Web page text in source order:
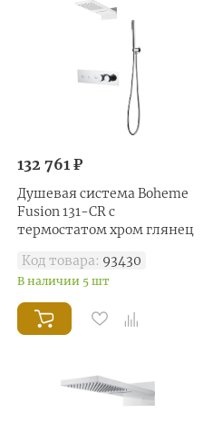
132 761 ₽
Душевая система Boheme
Fusion 131-CR с
термостатом хром глянец
Код товара: 93430
В наличии 5 шт